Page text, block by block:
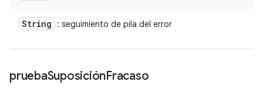
String : seguimiento de pila del error
pruebaSuposiciónFracaso